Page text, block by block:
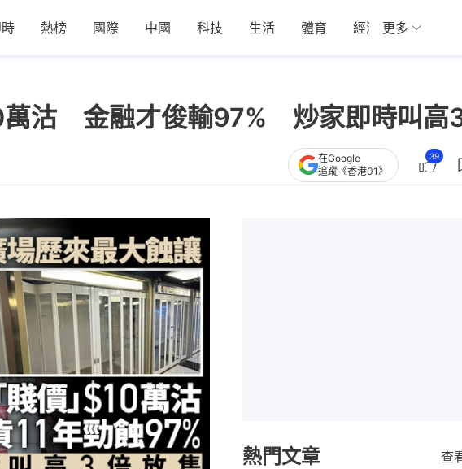
熱榜 國際 中國 科技 生活 體育 經濟 01深圳
更多
萬沽 金融才俊輸97% 炒家即時叫高
在Google
追蹤《香港01》
39
熱門文章 查